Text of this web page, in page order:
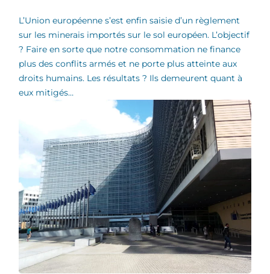
L’Union européenne s’est enfin saisie d’un règlement
sur les minerais importés sur le sol européen. L’objectif
? Faire en sorte que notre consommation ne finance
plus des conflits armés et ne porte plus atteinte aux
droits humains. Les résultats ? Ils demeurent quant à
eux mitigés…